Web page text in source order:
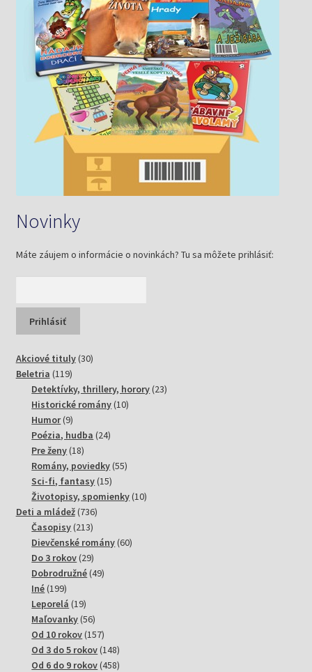
Novinky
Máte záujem o informácie o novinkách? Tu sa môžete prihlásiť:
Akciové tituly 3030
Beletria 119119
produktov
Detektívky, thrillery, horory 2323
Historické romány 1010
Humor 99
produktov
Poézia, hudba 2424
Pre ženy 1818
produktov
Romány, poviedky 5555
Sci-fi, fantasy 1515
produktov
Životopisy, spomienky 1010
Deti a mládež 736736
Časopisy 213213
produktov
Dievčenské romány 6060
Do 3 rokov 2929
produktov
Dobrodružné 4949
Iné 199199
produktov
Leporelá 1919
produktov
Maľovanky 5656
produktov
Od 10 rokov 157157
produktov
Od 3 do 5 rokov 148148
produktov
Od 6 do 9 rokov 458458